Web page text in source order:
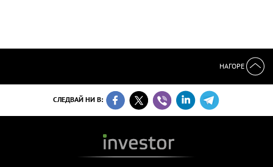
НАГОРЕ
СЛЕДВАЙ НИ В: